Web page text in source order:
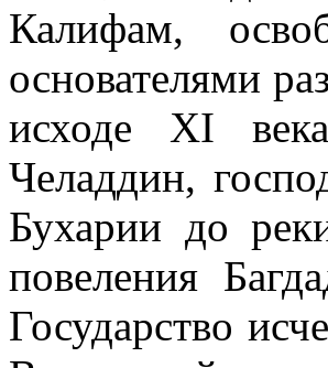
Калифам,
основателями
исходе XI
Челаддин,
Бухарии до
повеления
Государство